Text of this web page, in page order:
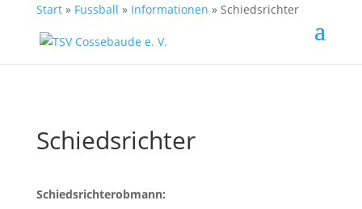
Start» Fussball » Informationen » Schiedsrichter
Schiedsrichter
Schiedsrichterobmann: